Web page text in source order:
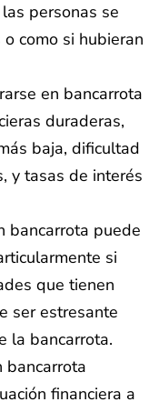
personas se
como si hubieran
en bancarrota
duraderas,
baja, dificultad
y tasas de interés
bancarrota puede
si
que tienen
ser estresante
la bancarrota.
bancarrota
financiera a